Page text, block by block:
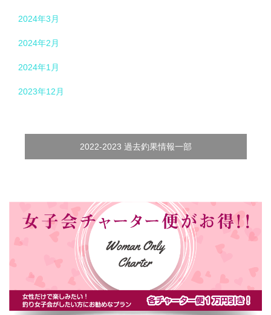
2024年3月
2024年2月
2024年1月
2023年12月
2022-2023 過去釣果情報一部